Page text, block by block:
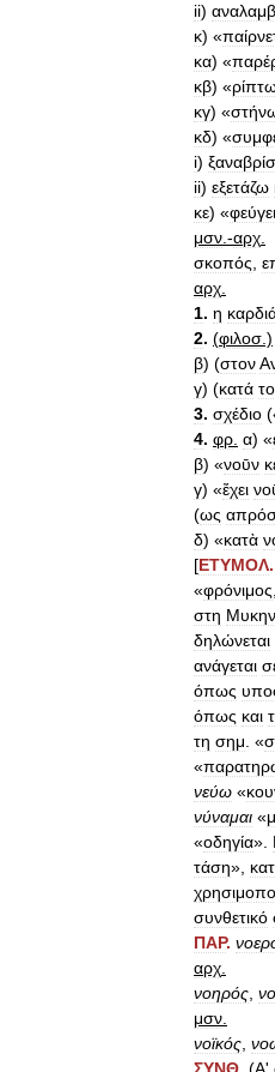
ii)
κ) «
κα) «
κβ) «
κγ) «
κδ) «
i)
ii) εξετάζω
κε) «φεύγει
μσν .-αρχ
σκοπός
αρχ
1. η
2. (φιλοσ .)
β) (στον
γ) (κατά
3. σχέδιο
4. φρ α) «
β) «νοῡν
γ) «ἔχει
(ως
δ) «κατὰ
[ΕΤΥΜΟΛ.
«φρόνιμος
στη
δηλώνεται
ανάγεται
όπως
όπως και
τη σημ . «
«
νεύω «
νύναμαι «
«οδηγία».
τάση»,
συνθετικό
ΠΑΡ.
αρχ
νοηρός
μσν
νοϊκός